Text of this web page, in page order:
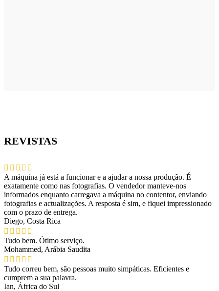
REVISTAS
A máquina já está a funcionar e a ajudar a nossa produção. É
exatamente como nas fotografias. O vendedor manteve-nos
informados enquanto carregava a máquina no contentor, enviando
fotografias e actualizações. A resposta é sim, e fiquei impressionado
com o prazo de entrega.
Diego, Costa Rica
Tudo bem. Ótimo serviço.
Mohammed, Arábia Saudita
Tudo correu bem, são pessoas muito simpáticas. Eficientes e
cumprem a sua palavra.
Ian, África do Sul